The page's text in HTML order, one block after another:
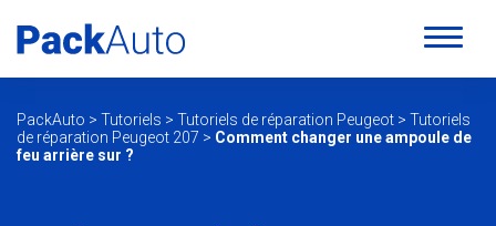
PackAuto > Tutoriels > Tutoriels de réparation Peugeot > Tutoriels
de réparation Peugeot 207 > Comment changer une ampoule de
feu arrière sur ?